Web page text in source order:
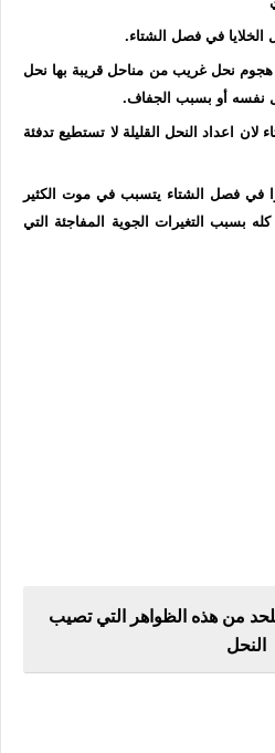
الخلايا في فصل الشتاء.
هجوم نحل غريب من مناحل قريبة بها نحل
نفسه أو بسبب الجفاف.
اعداد النحل القليلة لا تستطيع تدفئة
في فصل الشتاء يتسبب في موت الكثير
بسبب التغيرات الجوية المفاجئة التي
من هذه الظواهر التي تصيب
النحل